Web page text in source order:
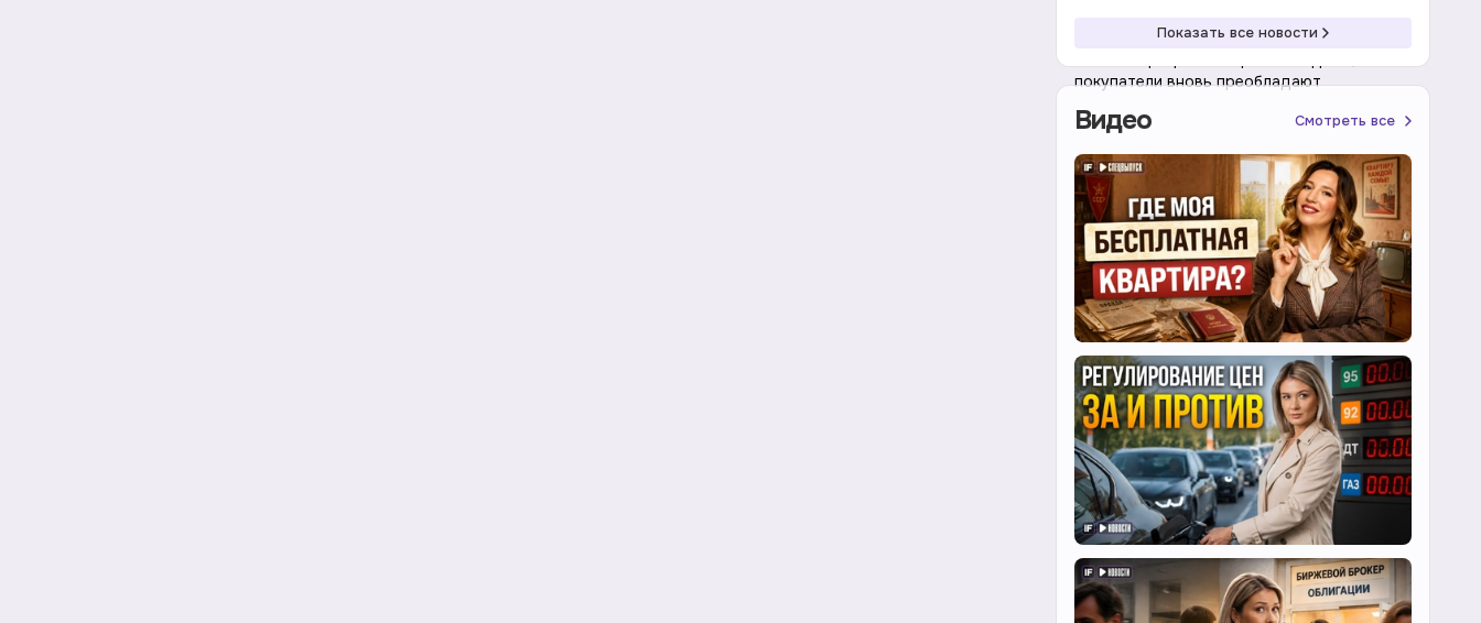
08:41 08.08.2026
покупатели вновь преобладают
Показать все новости
Видео Смотреть все